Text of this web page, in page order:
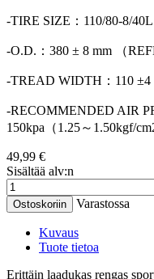
-TIRE SIZE：110/80-8/40L
-O.D.：380 ± 8 mm （
-TREAD WIDTH：110 ±4
-RECOMMENDED AIR
150kpa（1.25～1.50kgf/
49,99 €
Sisältää alv:n
Ostoskoriin Varastossa
Kuvaus
Tuote tietoa
Erittäin laadukas rengas